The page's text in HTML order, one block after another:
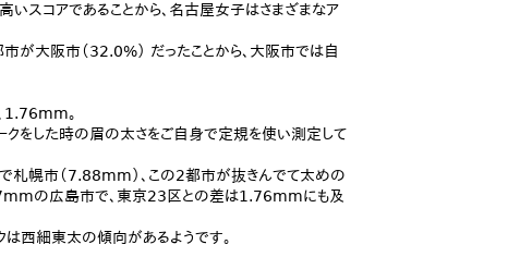
いスコアであることから、名古屋女子はさまざまなア
が大阪市（32.0%） だったことから、大阪市では自
1.76mm。
クをした時の眉の太さをご自身で定規を使い測定して
札幌市（7.88mm）、この2都市が抜きんでて太めの
の広島市で、東京23区との差は1.76mmにも及
は西細東太の傾向があるようです。